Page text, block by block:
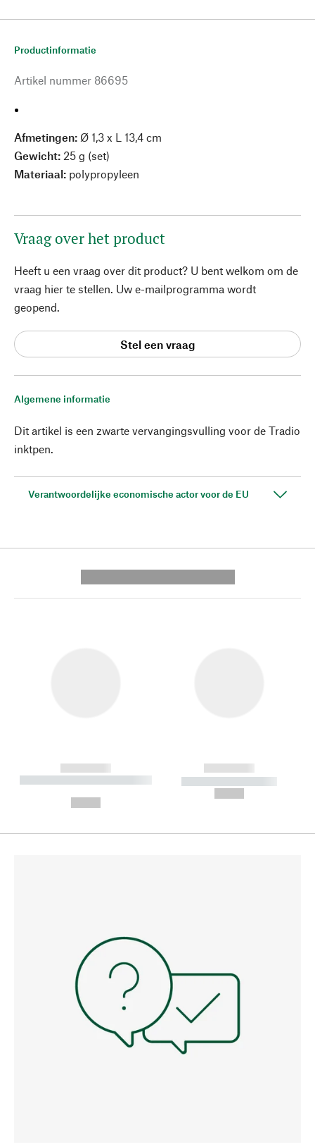
Algemene informatie
Dit artikel is een zwarte vervangingsvulling voor de Tradio
inktpen.
Verantwoordelijke economische actor voor de EU
Productinformatie
Artikel nummer 86695
Afmetingen: Ø 1,3 x L 13,4 cm
Gewicht: 25 g (set)
Materiaal: polypropyleen
Vraag over het product
Heeft u een vraag over dit product? U bent welkom om de
vraag hier te stellen. Uw e-mailprogramma wordt
geopend.
Stel een vraag
------------
----------- ----------- --------
------------
----------- -----------